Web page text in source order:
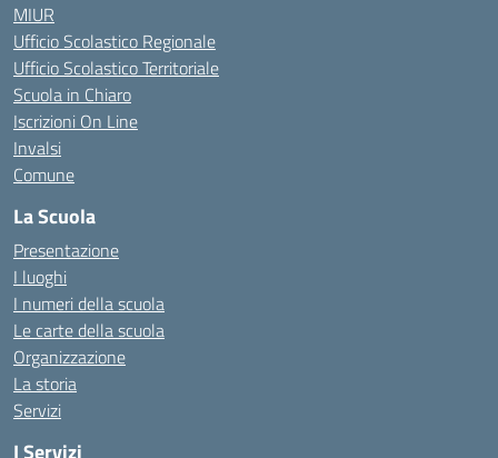
MIUR
Ufficio Scolastico Regionale
Ufficio Scolastico Territoriale
Scuola in Chiaro
Iscrizioni On Line
Invalsi
Comune
La Scuola
Presentazione
I luoghi
I numeri della scuola
Le carte della scuola
Organizzazione
La storia
Servizi
I Servizi